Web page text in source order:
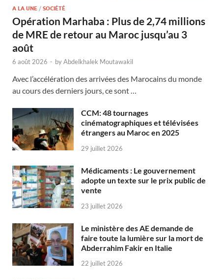
A LA UNE / SOCIÉTÉ
Opération Marhaba : Plus de 2,74 millions
de MRE de retour au Maroc jusqu’au 3
août
6 août 2026 - byAbdelkhalek Moutawakil
Avec l’accélération des arrivées des Marocains du monde
au cours des derniers jours, ce sont …
CCM: 48 tournages
cinématographiques et télévisées
étrangers au Maroc en 2025
29 juillet 2026
Médicaments : Le gouvernement
adopte un texte sur le prix public de
vente
23 juillet 2026
Le ministère des AE demande de
faire toute la lumière sur la mort de
Abderrahim Fakir en Italie
22 juillet 2026